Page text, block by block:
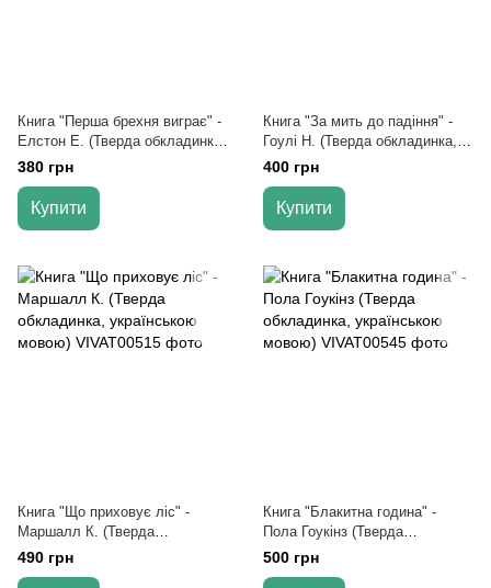
Книга "Перша брехня виграє" -
Елстон Е. (Тверда обкладинка,
українською мовою)
380 грн
Купити
Книга "За мить до падіння" -
Гоулі Н. (Тверда обкладинка,
українською мовою)
400 грн
Купити
Книга "Що приховує ліс" -
Маршалл К. (Тверда
обкладинка, українською
мовою)
490 грн
Книга "Блакитна година" -
Пола Гоукінз (Тверда
обкладинка, українською
мовою)
500 грн